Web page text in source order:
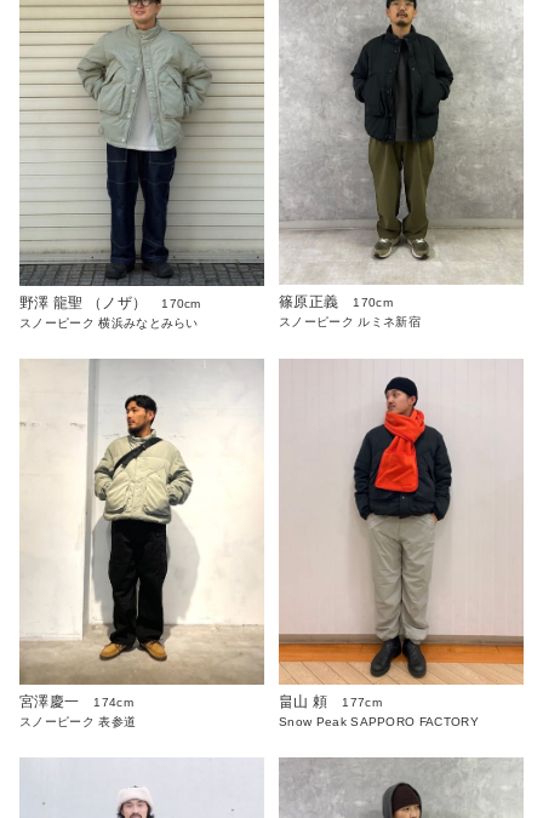
野澤 龍聖 （ノザ）
170cm
スノーピーク 横浜みなとみらい
篠原正義
170cm
スノーピーク ルミネ新宿
宮澤慶一
174cm
スノーピーク 表参道
畠山 頼
177cm
Snow Peak SAPPORO FACTORY